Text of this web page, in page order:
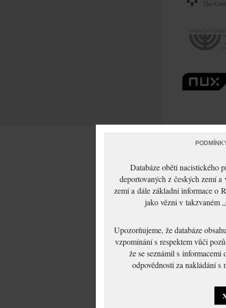
Databáze obětí nacistického
deportovaných z českých zemí
zemí a dále základní informace o
jako vězni v takzvaném
Upozorňujeme, že databáze
vzpomínání s respektem vůči
že se seznámil s
odpovědnosti za nakládání